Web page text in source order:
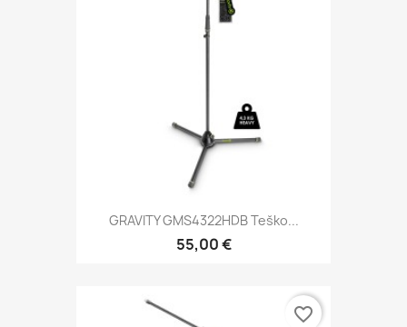
GRAVITY GMS4322HDB Teško...
55,00 €
favorite_border